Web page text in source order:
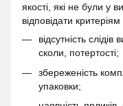
якості, які не були у
відповідати
відсутність
сколи, потертості;
збереженість
упаковки;